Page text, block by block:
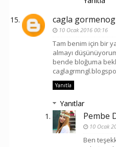
cagla
10 Ocak 2016 00:16
Tam benim için bir
almayı
bende bloğuma
Yanıtla
Yanıtlar
Pembe
10 Ocak
Ben